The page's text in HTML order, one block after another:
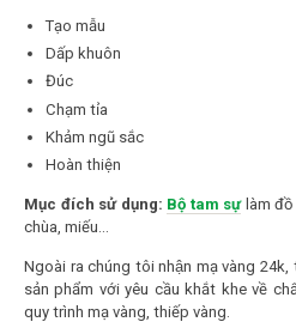
Tạo mẫu
Dấp khuôn
Đúc
Chạm tỉa
Khảm ngũ sắc
Hoàn thiện
Mục đích sử dụng: Bộ tam sựlàm đồ
chùa, miếu…
Ngoài ra chúng tôi nhận mạ vàng
sản phẩm với yêu cầu khắt khe về
quy trình mạ vàng, thiếp vàng.